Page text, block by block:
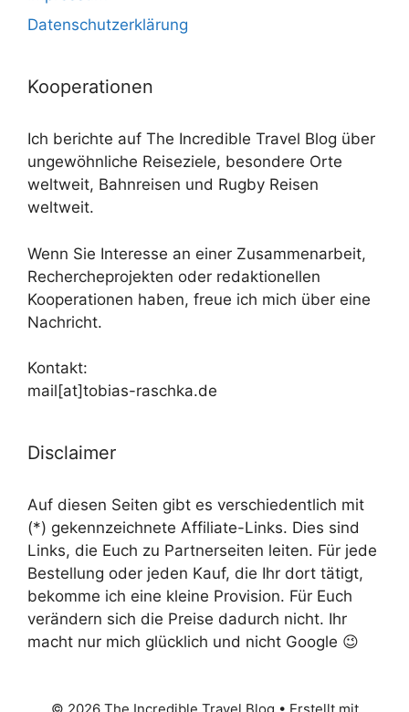
Datenschutzerklärung
Kooperationen
Ich berichte auf The Incredible Travel Blog über
ungewöhnliche Reiseziele, besondere Orte
weltweit, Bahnreisen und Rugby Reisen
weltweit.
Wenn Sie Interesse an einer Zusammenarbeit,
Rechercheprojekten oder redaktionellen
Kooperationen haben, freue ich mich über eine
Nachricht.
Kontakt:
mail[at]tobias-raschka.de
Disclaimer
Auf diesen Seiten gibt es verschiedentlich mit
(*) gekennzeichnete Affiliate-Links. Dies sind
Links, die Euch zu Partnerseiten leiten. Für jede
Bestellung oder jeden Kauf, die Ihr dort tätigt,
bekomme ich eine kleine Provision. Für Euch
verändern sich die Preise dadurch nicht. Ihr
macht nur mich glücklich und nicht Google 😉